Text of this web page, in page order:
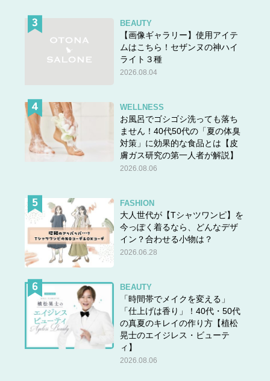
BEAUTY
【画像ギャラリー】使用アイテ
ムはこちら！セザンヌの神ハイ
ライト３種
2026.08.04
WELLNESS
お風呂でゴシゴシ洗っても落ち
ません！40代50代の「夏の体臭
対策」に効果的な食品とは【皮
膚ガス研究の第一人者が解説】
2026.08.06
FASHION
大人世代が【Tシャツワンピ】を
今っぽく着るなら、どんなデザ
イン？合わせる小物は？
2026.06.28
BEAUTY
「時間帯でメイクを変える」
「仕上げは香り」！40代・50代
の真夏のキレイの作り方【植松
晃士のエイジレス・ビューテ
ィ】
2026.08.06